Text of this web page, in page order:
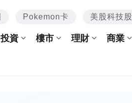
Pokemon卡 美股科技股
投資 樓市 理財 商業